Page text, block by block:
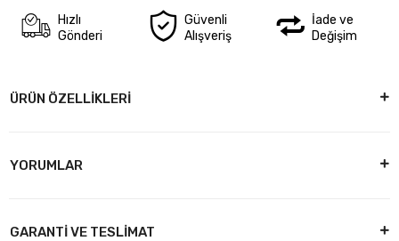
Hızlı
Gönderi
Güvenli
Alışveriş
İade ve
Değişim
ÜRÜN ÖZELLİKLERİ
YORUMLAR
GARANTİ VE TESLİMAT